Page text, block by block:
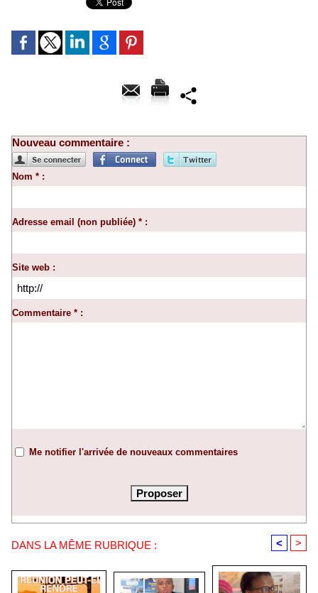
Nouveau commentaire :
Nom * :
Adresse email (non publiée) * :
Site web :
Commentaire * :
Me notifier l'arrivée de nouveaux commentaires
DANS LA MÊME RUBRIQUE : < >